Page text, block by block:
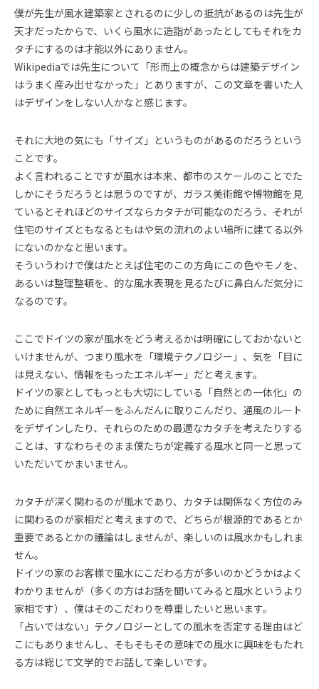
僕が先生が風水建築家とされるのに少しの抵抗があるのは先生が
天才だったからで、いくら風水に造詣があったとしてもそれをカ
タチにするのは才能以外にありません。
Wikipediaでは先生について「形而上の概念からは建築デザイン
はうまく産み出せなかった」とありますが、この文章を書いた人
はデザインをしない人かなと感じます。
それに大地の気にも「サイズ」というものがあるのだろうという
ことです。
よく言われることですが風水は本来、都市のスケールのことでた
しかにそうだろうとは思うのですが、ガラス美術館や博物館を見
ているとそれほどのサイズならカタチが可能なのだろう、それが
住宅のサイズともなるともはや気の流れのよい場所に建てる以外
にないのかなと思います。
そういうわけで僕はたとえば住宅のこの方角にこの色やモノを、
あるいは整理整頓を、的な風水表現を見るたびに鼻白んだ気分に
なるのです。
ここでドイツの家が風水をどう考えるかは明確にしておかないと
いけませんが、つまり風水を「環境テクノロジー」、気を「目に
は見えない、情報をもったエネルギー」だと考えます。
ドイツの家としてもっとも大切にしている「自然との一体化」の
ために自然エネルギーをふんだんに取りこんだり、通風のルート
をデザインしたり、それらのための最適なカタチを考えたりする
ことは、すなわちそのまま僕たちが定義する風水と同一と思って
いただいてかまいません。
カタチが深く関わるのが風水であり、カタチは関係なく方位のみ
に関わるのが家相だと考えますので、どちらが根源的であるとか
重要であるとかの議論はしませんが、楽しいのは風水かもしれま
せん。
ドイツの家のお客様で風水にこだわる方が多いのかどうかはよく
わかりませんが（多くの方はお話を聞いてみると風水というより
家相です）、僕はそのこだわりを尊重したいと思います。
「占いではない」テクノロジーとしての風水を否定する理由はど
こにもありませんし、そもそもその意味での風水に興味をもたれ
る方は総じて文学的でお話して楽しいです。